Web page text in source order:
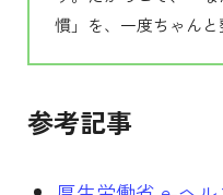
慣」を、一度ちゃんと
参考記事